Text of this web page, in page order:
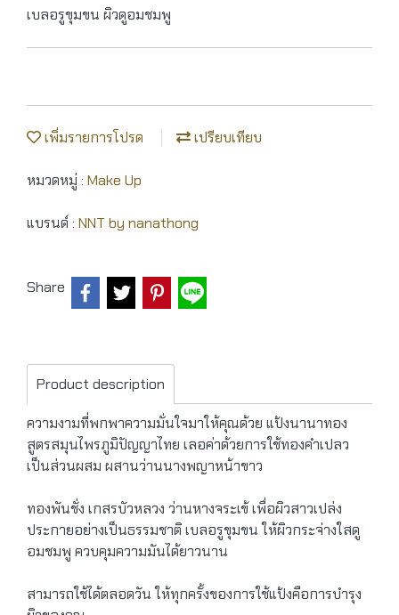
เบลอรูขุมขน ผิวดูอมชมพู
เพิ่มรายการโปรด เปรียบเทียบ
หมวดหมู่ : Make Up
แบรนด์ : NNT by nanathong
Share
Product description
ความงามที่พกพาความมั่นใจมาให้คุณด้วย แป้งนานาทอง
สูตรสมุนไพรภูมิปัญญาไทย เลอค่าด้วยการใช้ทองคำเปลว
เป็นส่วนผสม ผสานว่านนางพญาหน้าขาว
ทองพันชั่ง เกสรบัวหลวง ว่านหางจระเข้ เพื่อผิวสาวเปล่ง
ประกายอย่างเป็นธรรมชาติ เบลอรูขุมขน ให้ผิวกระจ่างใสดู
อมชมพู ควบคุมความมันได้ยาวนาน
สามารถใช้ได้ตลอดวัน ให้ทุกครั้งของการใช้แป้งคือการบำรุง